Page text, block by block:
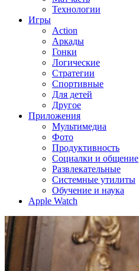
Технологии
Игры
Action
Аркады
Гонки
Логические
Стратегии
Спортивные
Для детей
Другое
Приложения
Мультимедиа
Фото
Продуктивность
Социалки и общение
Развлекательные
Системные утилиты
Обучение и наука
Apple Watch